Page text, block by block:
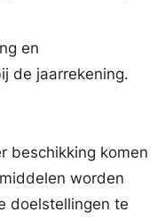
en
de jaarrekening.
beschikking komen
worden
doelstellingen te